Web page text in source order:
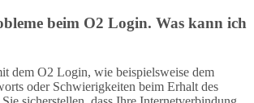
beim O2 Login. Was kann ich
dem O2 Login, wie beispielsweise dem
oder Schwierigkeiten beim Erhalt des